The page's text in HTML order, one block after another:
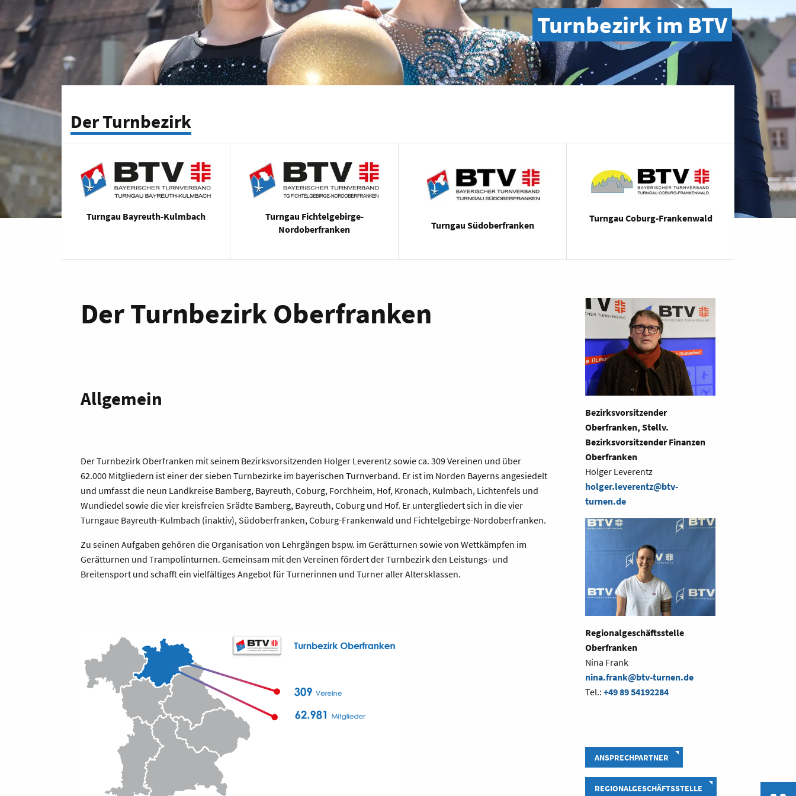
Turnbezirk im BTV
Der Turnbezirk
Turngau Bayreuth-Kulmbach
Turngau Fichtelgebirge-
Nordoberfranken
Turngau Südoberfranken
Turngau Coburg-Frankenwald
Der Turnbezirk Oberfranken
Allgemein
Der Turnbezirk Oberfranken mit seinem Bezirksvorsitzenden Holger Leverentz sowie ca. 309 Vereinen und über
62.000 Mitgliedern ist einer der sieben Turnbezirke im bayerischen Turnverband. Er ist im Norden Bayerns angesiedelt
und umfasst die neun Landkreise Bamberg, Bayreuth, Coburg, Forchheim, Hof, Kronach, Kulmbach, Lichtenfels und
Wundiedel sowie die vier kreisfreien Srädte Bamberg, Bayreuth, Coburg und Hof. Er untergliedert sich in die vier
Turngaue Bayreuth-Kulmbach (inaktiv), Südoberfranken, Coburg-Frankenwald und Fichtelgebirge-Nordoberfranken.
Zu seinen Aufgaben gehören die Organisation von Lehrgängen bspw. im Gerätturnen sowie von Wettkämpfen im
Gerätturnen und Trampolinturnen. Gemeinsam mit den Vereinen fördert der Turnbezirk den Leistungs- und
Breitensport und schafft ein vielfältiges Angebot für Turnerinnen und Turner aller Altersklassen.
Bezirksvorsitzender
Oberfranken, Stellv.
Bezirksvorsitzender Finanzen
Oberfranken
Holger Leverentz
holger.leverentz@btv-
turnen.de
Regionalgeschäftsstelle
Oberfranken
Nina Frank
nina.frank@btv-turnen.de
Tel.: +49 89 54192284
ANSPRECHPARTNER
REGIONALGESCHÄFTSSTELLE